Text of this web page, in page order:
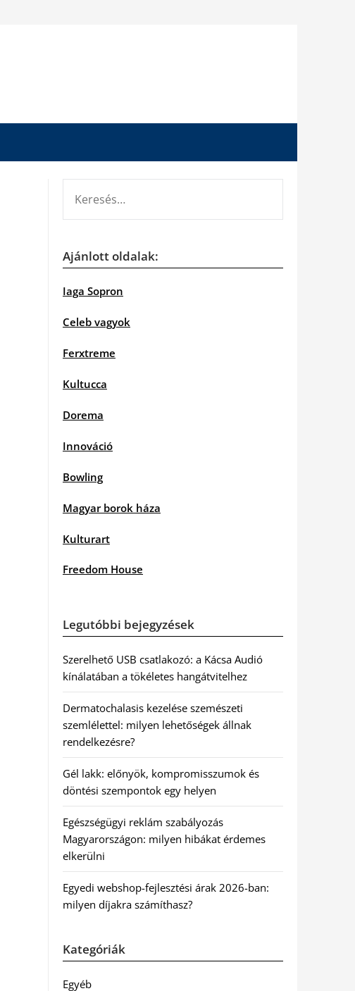
Ajánlott oldalak:
Iaga Sopron
Celeb vagyok
Ferxtreme
Kultucca
Dorema
Innováció
Bowling
Magyar borok háza
Kulturart
Freedom House
Legutóbbi bejegyzések
Szerelhető USB csatlakozó: a Kácsa Audió
kínálatában a tökéletes hangátvitelhez
Dermatochalasis kezelése szemészeti
szemlélettel: milyen lehetőségek állnak
rendelkezésre?
Gél lakk: előnyök, kompromisszumok és
döntési szempontok egy helyen
Egészségügyi reklám szabályozás
Magyarországon: milyen hibákat érdemes
elkerülni
Egyedi webshop-fejlesztési árak 2026-ban:
milyen díjakra számíthasz?
Kategóriák
Egyéb